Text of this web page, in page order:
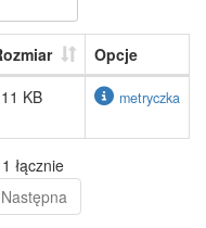
Opcje
KB metryczka
łącznie
Następna